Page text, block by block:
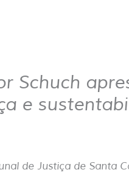
Schuch
e
de Justiça de Santa